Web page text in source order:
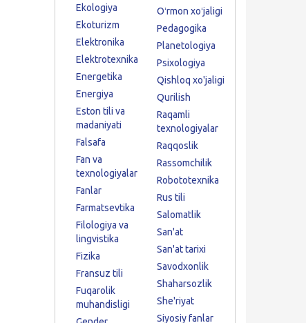
Ekologiya
Ekoturizm
Elektronika
Elektrotexnika
Energetika
Energiya
Eston tili va
madaniyati
Falsafa
Fan va
texnologiyalar
Fanlar
Farmatsevtika
Filologiya va
lingvistika
Fizika
Fransuz tili
Fuqarolik
muhandisligi
Oʻrmon xoʻjaligi
Pedagogika
Planetologiya
Psixologiya
Qishloq xo'jaligi
Qurilish
Raqamli
texnologiyalar
Raqqoslik
Rassomchilik
Robototexnika
Rus tili
Salomatlik
San'at
San'at tarixi
Savodxonlik
Shaharsozlik
She'riyat
Siyosiy fanlar